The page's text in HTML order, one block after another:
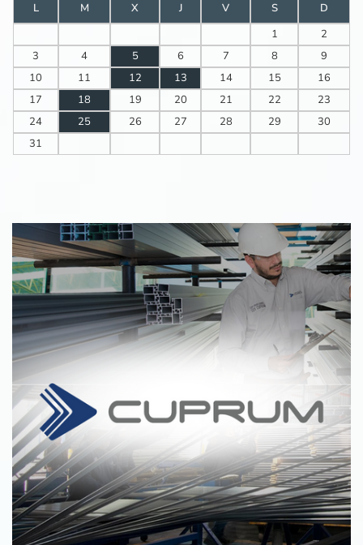
L M X J V S
D
1
2
3
4 5 6 7 8
9
10
11 12 13 14 15
16
17
18 19 20 21 22
23
24
25 26 27 28 29
30
31